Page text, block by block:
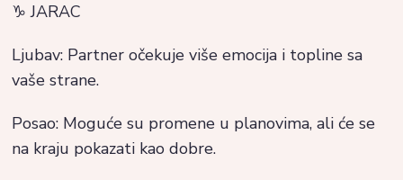
♑ JARAC
Ljubav: Partner očekuje više emocija i topline sa
vaše strane.
Posao: Moguće su promene u planovima, ali će se
na kraju pokazati kao dobre.